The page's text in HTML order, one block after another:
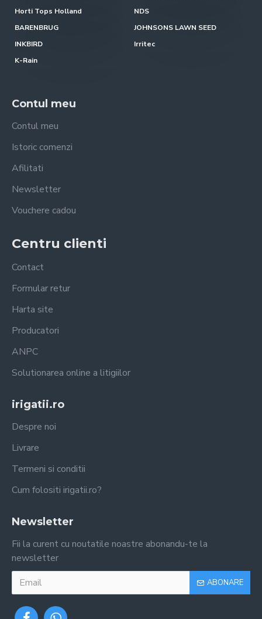
Horti Tops Holland
NDS
BARENBRUG
JOHNSONS LAWN SEED
INKBIRD
Irritec
K-Rain
Contul meu
Contul meu
Istoric comenzi
Afilitati
Newsletter
Vouchere cadou
Centru clienti
Contact
Formular retur
Harta site
Producatori
ANPC
Solutionarea online a litigiilor
irigatii.ro
Despre noi
Livrare
Termeni si conditii
Cum folositi irigatii.ro?
Newsletter
Fii la curent cu noutatile noastre abonandu-te la
newsletter
ABONARE